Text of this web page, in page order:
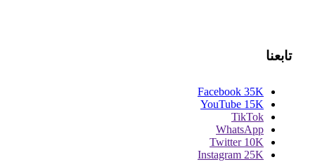
تابعنا
Facebook 35K
YouTube 15K
TikTok
WhatsApp
Twitter 10K
Instagram 25K